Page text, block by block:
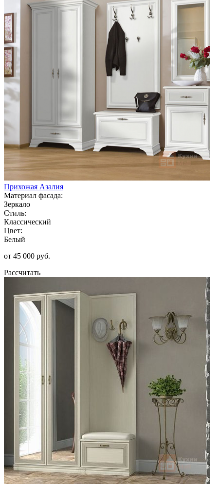
Прихожая Азалия
Материал фасада:
Зеркало
Стиль:
Классический
Цвет:
Белый
от 45 000 руб.
Рассчитать